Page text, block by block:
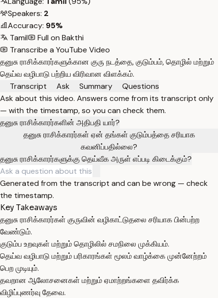
Speakers: 2
Accuracy: 95%
Tamil
Full on Bakthi
Transcribe a YouTube Video
தனுசு ராசிக்காரர்களுக்கான குரு நடத்தை, குடும்பம், தொழில் மற்றும்
தெய்வ வழிபாடு பற்றிய விரிவான விளக்கம்.
Transcript
Ask Summary
Questions
Ask about this video. Answers come from its transcript only
— with the timestamp, so you can check them.
தனுசு ராசிக்காரர்களின் அதிபதி யார்?
தனுசு ராசிக்காரர்கள் ஏன் தங்கள் குடும்பத்தை சரியாக
கவனிப்பதில்லை?
தனுசு ராசிக்காரர்களுக்கு தெய்வீக அருள் எப்படி கிடைக்கும்?
Generated from the transcript and can be wrong — check
the timestamp.
Key Takeaways
தனுசு ராசிக்காரர்கள் குருவின் வழிகாட்டுதலை சரியாக பின்பற்ற
வேண்டும்.
குடும்ப உறவுகள் மற்றும் தொழிலில் சமநிலை முக்கியம்.
தெய்வ வழிபாடு மற்றும் பரிகாரங்கள் மூலம் வாழ்க்கை முன்னேற்றம்
பெற முடியும்.
தவறான ஆலோசனைகள் மற்றும் ஏமாற்றங்களை தவிர்க்க
விழிப்புணர்வு தேவை.